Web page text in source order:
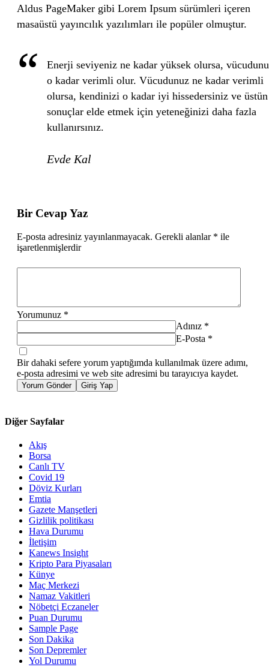
Aldus PageMaker gibi Lorem Ipsum sürümleri içeren
masaüstü yayıncılık yazılımları ile popüler olmuştur.
Enerji seviyeniz ne kadar yüksek olursa,
o kadar verimli olur. Vücudunuz ne kadar verimli
olursa, kendinizi o kadar iyi hissedersiniz ve üstün
sonuçlar elde etmek için yeteneğinizi daha fazla
kullanırsınız.
Evde Kal
Bir Cevap Yaz
E-posta adresiniz yayınlanmayacak. Gerekli alanlar * ile
işaretlenmişlerdir
Yorumunuz *
Adınız *
E-Posta *
Bir dahaki sefere yorum yaptığımda kullanılmak üzere adımı,
e-posta adresimi ve web site adresimi bu tarayıcıya kaydet.
Yorum Gönder Giriş Yap
Diğer Sayfalar
Akış
Borsa
Canlı TV
Covid 19
Döviz Kurları
Emtia
Gazete Manşetleri
Gizlilik politikası
Hava Durumu
İletişim
Kanews Insight
Kripto Para Piyasaları
Künye
Maç Merkezi
Namaz Vakitleri
Nöbetçi Eczaneler
Puan Durumu
Sample Page
Son Dakika
Son Depremler
Yol Durumu